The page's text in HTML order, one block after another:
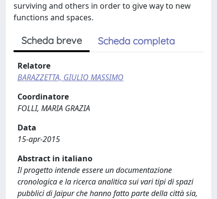
surviving and others in order to give way to new
functions and spaces.
Scheda breve Scheda completa
Relatore
BARAZZETTA, GIULIO MASSIMO
Coordinatore
FOLLI, MARIA GRAZIA
Data
15-apr-2015
Abstract in italiano
Il progetto intende essere un documentazione
cronologica e la ricerca analitica sui vari tipi di spazi
pubblici di Jaipur che hanno fatto parte della città sia,